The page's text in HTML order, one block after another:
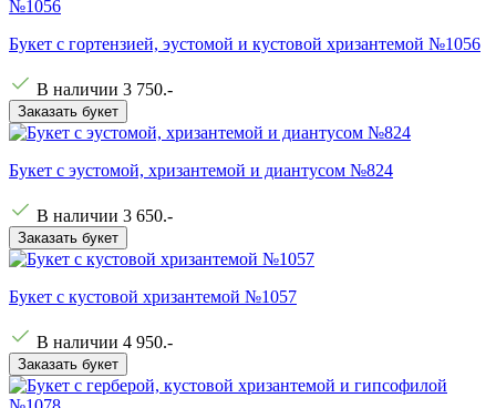
Букет с гортензией, эустомой и кустовой хризантемой №1056
В наличии 3 750.-
Заказать букет
Букет с эустомой, хризантемой и диантусом №824
В наличии 3 650.-
Заказать букет
Букет с кустовой хризантемой №1057
В наличии 4 950.-
Заказать букет